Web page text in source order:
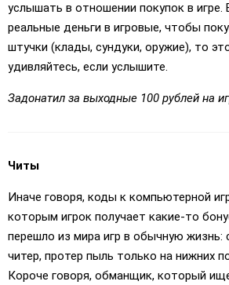
услышать в отношении покупок в игре.
реальные деньги в игровые, чтобы
штучки (клады, сундуки, оружие), то
удивляйтесь, если услышите.
Задонатил за выходные 100 рублей на
Читы
Иначе говоря, коды к компьютерной
которым игрок получает какие-то
перешло из мира игр в обычную
читер, протер пыль только на нижних
Короче говоря, обманщик, который